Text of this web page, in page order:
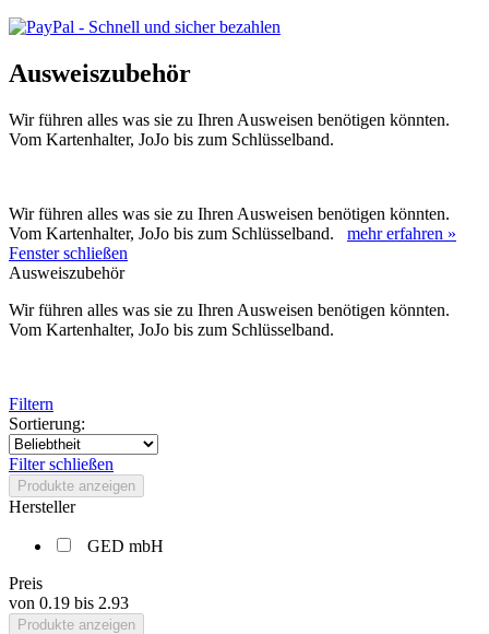
Ausweiszubehör
Wir führen alles was sie zu Ihren Ausweisen benötigen könnten.
Vom Kartenhalter, JoJo bis zum Schlüsselband.
Wir führen alles was sie zu Ihren Ausweisen benötigen könnten.
Vom Kartenhalter, JoJo bis zum Schlüsselband. mehr erfahren »
Fenster schließen
Ausweiszubehör
Wir führen alles was sie zu Ihren Ausweisen benötigen könnten.
Vom Kartenhalter, JoJo bis zum Schlüsselband.
Filtern
Sortierung:
Filter schließen
Produkte anzeigen
Hersteller
GED mbH
Preis
von 0.19 bis 2.93
Produkte anzeigen